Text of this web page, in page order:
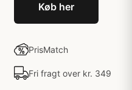
Køb her
PrisMatch
Fri fragt over kr. 349